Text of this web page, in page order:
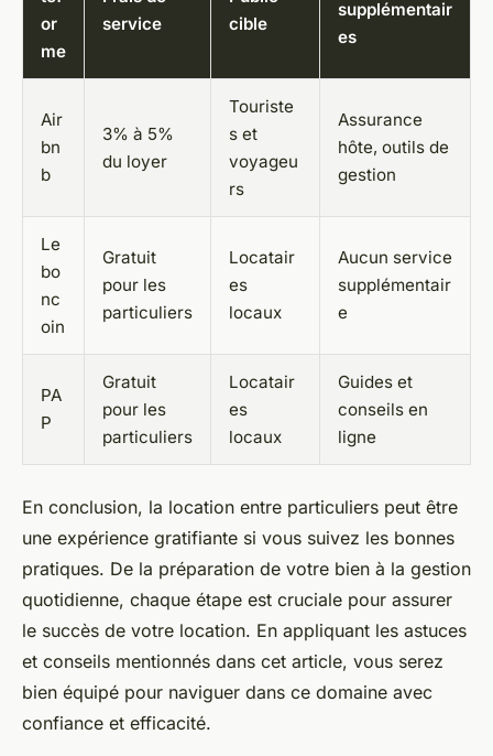
or
me
service
cible
supplémentair
es
Air
bn
b
3% à 5%
du loyer
Touriste
s et
voyageu
rs
Assurance
hôte, outils de
gestion
Le
bo
nc
oin
Gratuit
pour les
particuliers
Locatair
es
locaux
Aucun service
supplémentair
e
PA
P
Gratuit
pour les
particuliers
Locatair
es
locaux
Guides et
conseils en
ligne
En conclusion, la location entre particuliers peut être
une expérience gratifiante si vous suivez les bonnes
pratiques. De la préparation de votre bien à la gestion
quotidienne, chaque étape est cruciale pour assurer
le succès de votre location. En appliquant les astuces
et conseils mentionnés dans cet article, vous serez
bien équipé pour naviguer dans ce domaine avec
confiance et efficacité.